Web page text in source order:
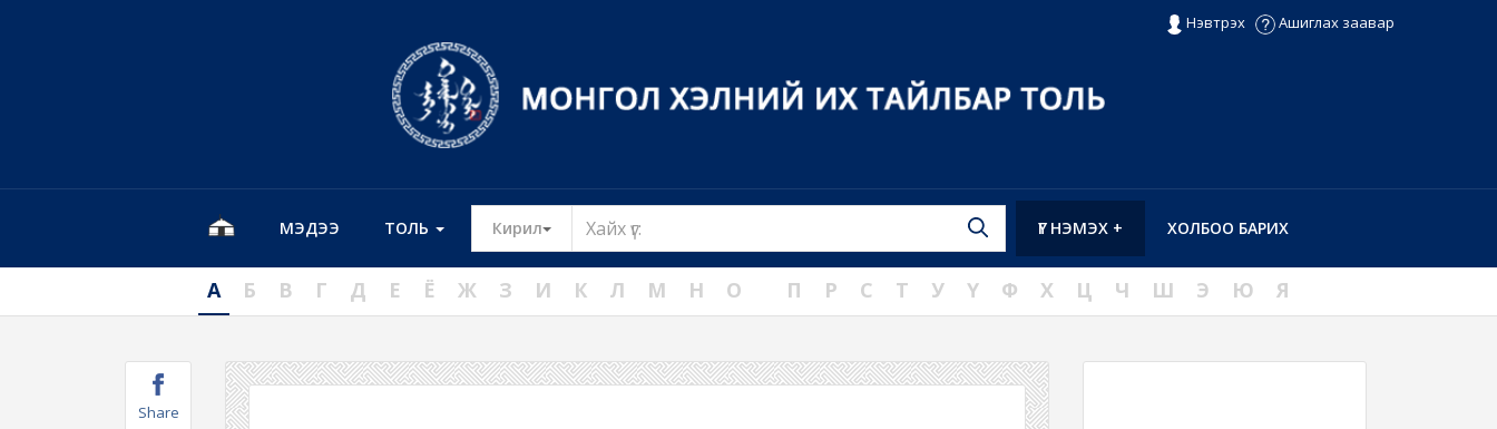
Нэвтрэх Ашиглах заавар
МЭДЭЭ ТОЛЬ Кирил Toggle Dropdown ХОЛБОО БАРИХ
ҮГ НЭМЭХ +
А Б В Г Д Е Ё Ж З И К Л М Н О П Р С Т У Ү Ф Х Ц Ч Ш Э Ю Я
Share